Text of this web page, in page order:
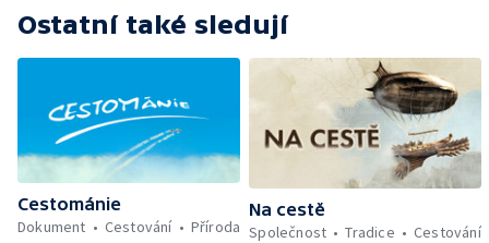
Ostatní také sledují
Cestománie
Dokument
Cestování Příroda
Na cestě
Společnost
Tradice Cestování